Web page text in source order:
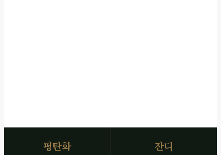
평탄화 잔디